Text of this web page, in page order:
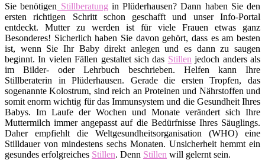
Sie benötigen Stillberatung in Plüderhausen? Dann haben Sie den
ersten richtigen Schritt schon geschafft und unser Info-Portal
entdeckt. Mutter zu werden ist für viele Frauen etwas ganz
Besonderes! Sicherlich haben Sie davon gehört, dass es am besten
ist, wenn Sie Ihr Baby direkt anlegen und es dann zu saugen
beginnt. In vielen Fällen gestaltet sich das Stillen jedoch anders als
im Bilder- oder Lehrbuch beschrieben. Helfen kann Ihre
Stillberaterin in Plüderhausen. Gerade die ersten Tropfen, das
sogenannte Kolostrum, sind reich an Proteinen und Nährstoffen und
somit enorm wichtig für das Immunsystem und die Gesundheit Ihres
Babys. Im Laufe der Wochen und Monate verändert sich Ihre
Muttermilch immer angepasst auf die Bedürfnisse Ihres Säuglings.
Daher empfiehlt die Weltgesundheitsorganisation (WHO) eine
Stilldauer von mindestens sechs Monaten. Unsicherheit hemmt ein
gesundes erfolgreiches Stillen. Denn Stillen will gelernt sein.